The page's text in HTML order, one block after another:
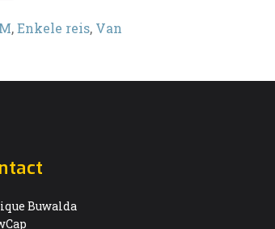
,Enkele reis, Van
Buwalda